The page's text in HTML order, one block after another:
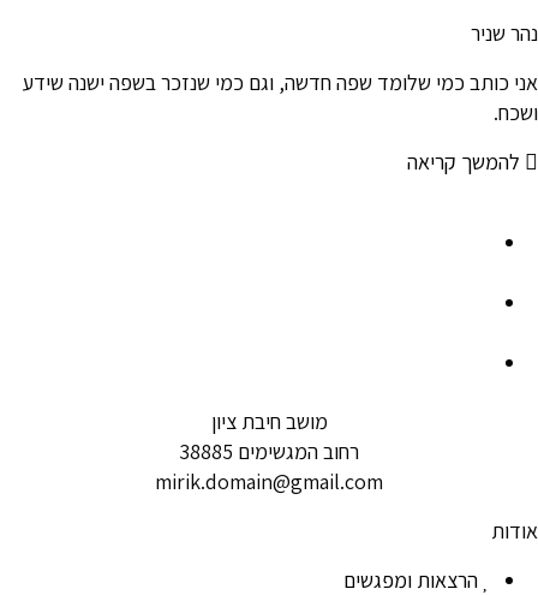
נהר שניר
אני כותב כמי שלומד שפה חדשה, וגם כמי שנזכר בשפה ישנה שידע
ושכח.
להמשך קריאה
מושב חיבת ציון
רחוב המגשימים 38885
mirik.domain@gmail.com
אודות
הרצאות ומפגשים